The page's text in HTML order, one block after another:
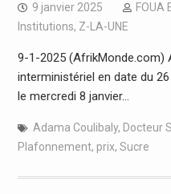
9 janvier 2025 FOUA
Institutions, Z-LA-UNE
9-1-2025 (AfrikMonde.com)
interministériel en date du
le mercredi 8 janvier…
Adama Coulibaly, Docteur
Plafonnement, prix, Sucre